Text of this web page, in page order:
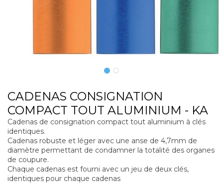
CADENAS CONSIGNATION
COMPACT TOUT ALUMINIUM - KA
Cadenas de consignation compact tout aluminium à clés
identiques.
Cadenas robuste et léger avec une anse de 4,7mm de
diamètre permettant de condamner la totalité des organes
de coupure.
Chaque cadenas est fourni avec un jeu de deux clés,
identiques pour chaque cadenas